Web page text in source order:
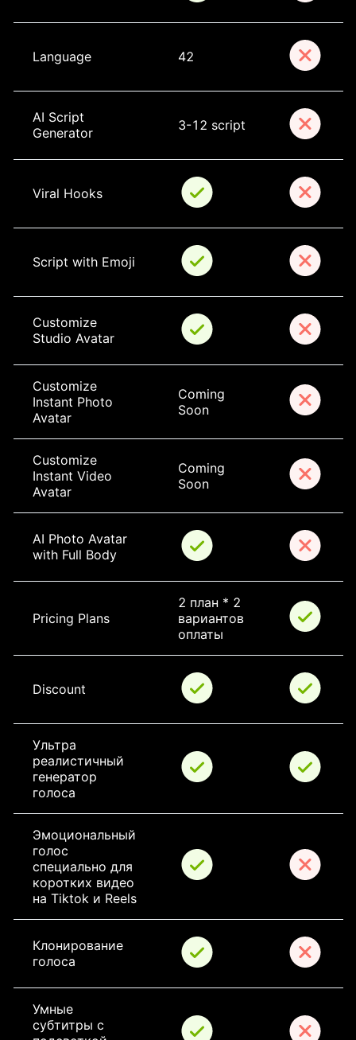
Language 42
AI Script
Generator
3-12 script
Viral Hooks
Script with Emoji
Customize
Studio Avatar
Customize
Instant Photo
Avatar
Coming
Soon
Customize
Instant Video
Avatar
Coming
Soon
AI Photo Avatar
with Full Body
Pricing Plans
2 план * 2
вариантов
оплаты
Discount
Ультра
реалистичный
генератор
голоса
Эмоциональный
голос
специально для
коротких видео
на Tiktok и Reels
Клонирование
голоса
Умные
субтитры с